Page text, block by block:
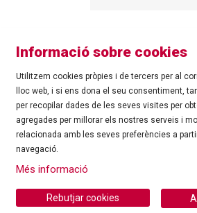
©Ajuntament de Roses| C/
Tel.: 972 25 24 00 |cultura@roses.cat
Sitemap | Ús de Cookies
Informació sobre cookies
Utilitzem cookies pròpies i de tercers per al
lloc web, i si ens dona el seu consentiment,
per recopilar dades de les seves visites per
agregades per millorar els nostres serveis i
relacionada amb les seves preferències a
navegació.
Més informació
Rebutjar cookies